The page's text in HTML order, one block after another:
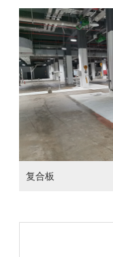
复合板